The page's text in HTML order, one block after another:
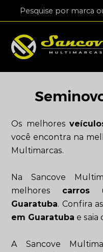
Os melhores
você encontra na
Multimarcas.
Na Sancove
melhores carros
Guaratuba. Confira
em Guaratuba e saia
A Sancove